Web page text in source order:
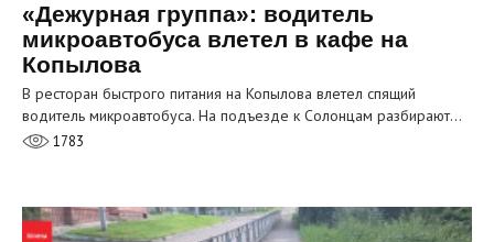
«Дежурная группа»: водитель
микроавтобуса влетел в кафе на
Копылова
В ресторан быстрого питания на Копылова влетел спящий
водитель микроавтобуса. На подъезде к Солонцам разбирают…
1783